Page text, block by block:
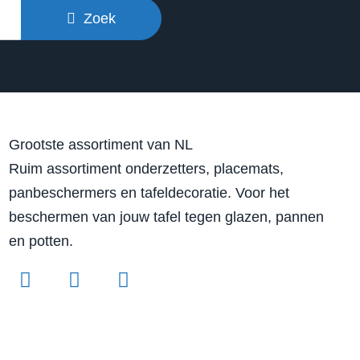
Zoek
Grootste assortiment van NL
Ruim assortiment onderzetters, placemats,
panbeschermers en tafeldecoratie. Voor het
beschermen van jouw tafel tegen glazen, pannen
en potten.